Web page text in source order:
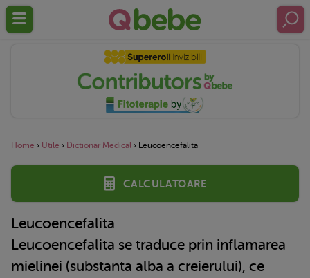
Home › Utile › Dictionar Medical › Leucoencefalita
Calculatoare
Leucoencefalita
Leucoencefalita se traduce prin inflamarea
mielinei (substanta alba a creierului), ce